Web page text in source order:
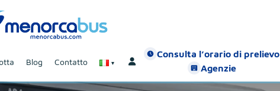
Blog Contatto
Consulta l’orario di prelievo
Agenzie